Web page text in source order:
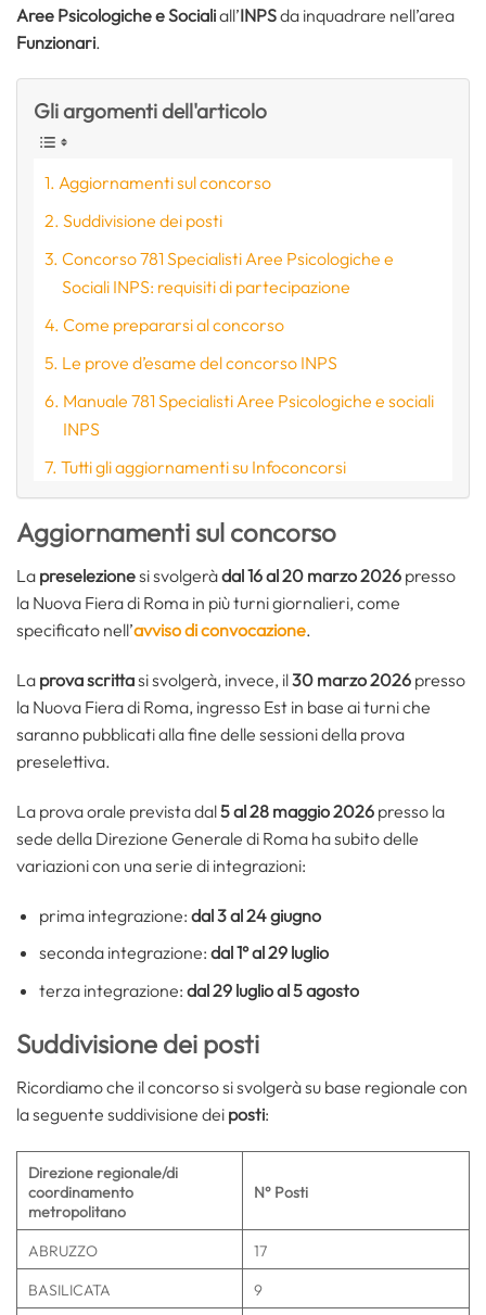
Aree Psicologiche e Socialiall’INPSda inquadrare nell’area
Funzionari.
Gli argomenti dell'articolo
Aggiornamenti sul concorso
Suddivisione dei posti
Concorso 781 Specialisti Aree Psicologiche e
Sociali INPS: requisiti di partecipazione
Come prepararsi al concorso
Le prove d’esame del concorso INPS
Manuale 781 Specialisti Aree Psicologiche e sociali
INPS
Tutti gli aggiornamenti su Infoconcorsi
Aggiornamenti sul concorso
La preselezionesi svolgeràdal 16 al 20 marzo 2026 presso
la Nuova Fiera di Roma in più turni giornalieri, come
specificato nell’avviso di convocazione.
La prova scrittasi svolgerà, invece, il30 marzo 2026 presso
la Nuova Fiera di Roma, ingresso Est in base ai turni che
saranno pubblicati alla fine delle sessioni della prova
preselettiva.
La prova orale prevista dal5 al 28 maggio 2026 presso la
sede della Direzione Generale di Roma ha subito delle
variazioni con una serie di integrazioni:
prima integrazione: dal 3 al 24 giugno
seconda integrazione: dal 1° al 29 luglio
terza integrazione: dal 29 luglio al 5 agosto
Suddivisione dei posti
Ricordiamo che il concorso si svolgerà su base regionale con
la seguente suddivisione dei posti:
Direzione regionale/di
coordinamento
metropolitano
N° Posti
ABRUZZO
17
BASILICATA
9